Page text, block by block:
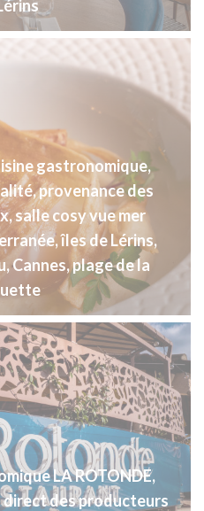
gastronomique,
provenance des
salle cosy vue mer
îles de Lérins,
Cannes, plage de la
LA ROTONDE,
des producteurs